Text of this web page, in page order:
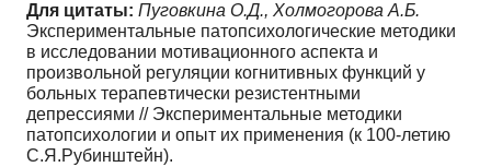
Для цитаты: Пуговкина О.Д., Холмогорова А.Б.
Экспериментальные патопсихологические методики
в исследовании мотивационного аспекта и
произвольной регуляции когнитивных функций у
больных терапевтически резистентными
депрессиями // Экспериментальные методики
патопсихологии и опыт их применения (к 100-летию
С.Я.Рубинштейн).